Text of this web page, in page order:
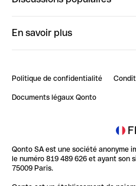
ClubQonto
Impact de l'IA sur les
En savoir plus
Blog
Newsroom
Glossaire finance
Politique de confidentialité
Documents légaux Qonto
Qonto SA est une société anonyme
le numéro 819 489 626 et ayant son
75009 Paris.